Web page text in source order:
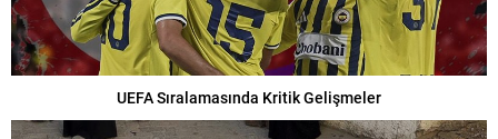
UEFA Sıralamasında Kritik Gelişmeler